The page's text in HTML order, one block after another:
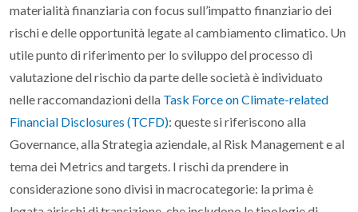
materialità finanziaria confocus sull’impatto finanziario dei
rischi e delle opportunità legate al cambiamento climatico. Un
utile punto di riferimento per lo sviluppo del processo di
valutazione del rischio da parte delle società è individuato
nelle raccomandazioni della Task Force on Climate-related
Financial Disclosures (TCFD): queste si riferiscono alla
Governance, alla Strategia aziendale, al Risk Management e al
tema dei Metrics and targets. I rischi da prendere in
considerazione sono divisi in macrocategorie: la prima è